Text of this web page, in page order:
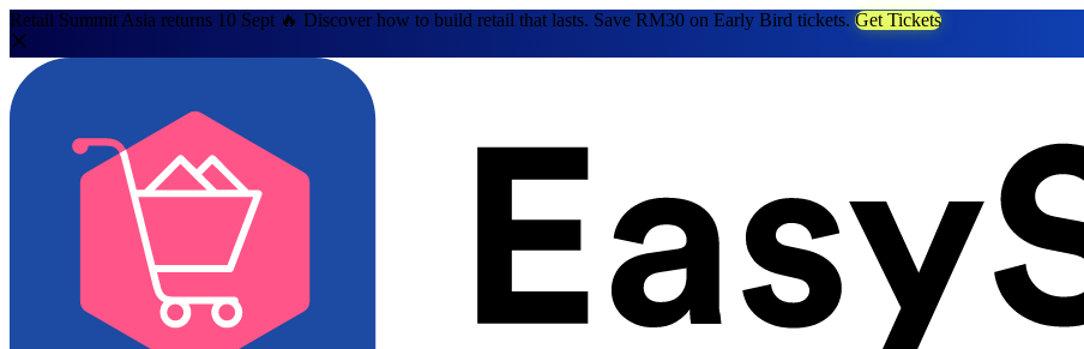
Retail Summit Asia returns 10 Sept 🔥 Discover how to build retail that lasts. Save RM30 on Early Bird tickets. Get Tickets